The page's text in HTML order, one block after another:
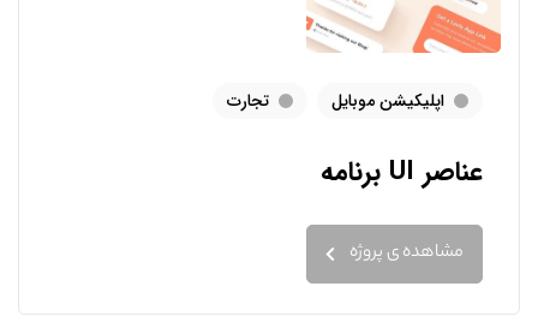
اپلیکیشن موبایل تجارت
عناصر UI برنامه
مشاهده ی پروژه